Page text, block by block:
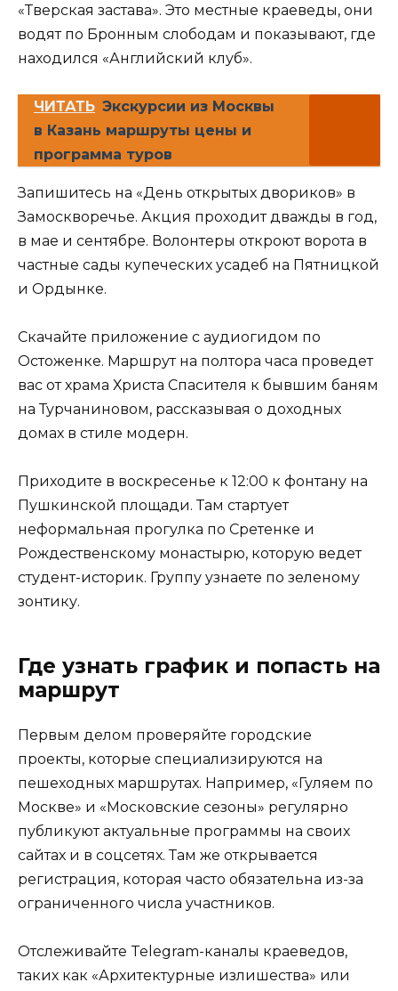
«Тверская застава». Это местные краеведы, они
водят по Бронным слободам и показывают, где
находился «Английский клуб».
ЧИТАТЬ Экскурсии из Москвы
в Казань маршруты цены и
программа туров
Запишитесь на «День открытых двориков» в
Замоскворечье. Акция проходит дважды в год,
в мае и сентябре. Волонтеры откроют ворота в
частные сады купеческих усадеб на Пятницкой
и Ордынке.
Скачайте приложение с аудиогидом по
Остоженке. Маршрут на полтора часа проведет
вас от храма Христа Спасителя к бывшим баням
на Турчаниновом, рассказывая о доходных
домах в стиле модерн.
Приходите в воскресенье к 12:00 к фонтану на
Пушкинской площади. Там стартует
неформальная прогулка по Сретенке и
Рождественскому монастырю, которую ведет
студент-историк. Группу узнаете по зеленому
зонтику.
Где узнать график и попасть на
маршрут
Первым делом проверяйте городские
проекты, которые специализируются на
пешеходных маршрутах. Например, «Гуляем по
Москве» и «Московские сезоны» регулярно
публикуют актуальные программы на своих
сайтах и в соцсетях. Там же открывается
регистрация, которая часто обязательна из-за
ограниченного числа участников.
Отслеживайте Telegram-каналы краеведов,
таких как «Архитектурные излишества» или